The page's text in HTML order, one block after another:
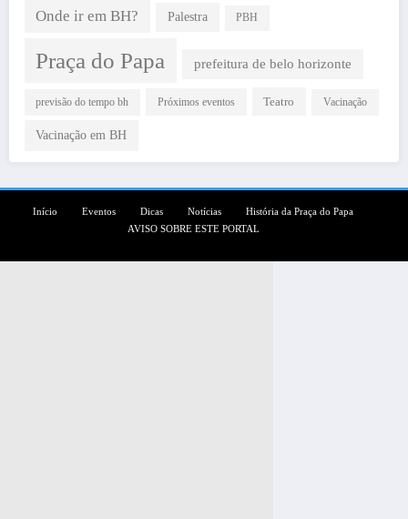
Onde ir em BH? Palestra PBH
Praça do Papa prefeitura de belo horizonte
previsão do tempo bh Próximos eventos Teatro Vacinação
Vacinação em BH
Início Eventos Dicas Notícias
História da Praça do Papa
AVISO SOBRE ESTE PORTAL